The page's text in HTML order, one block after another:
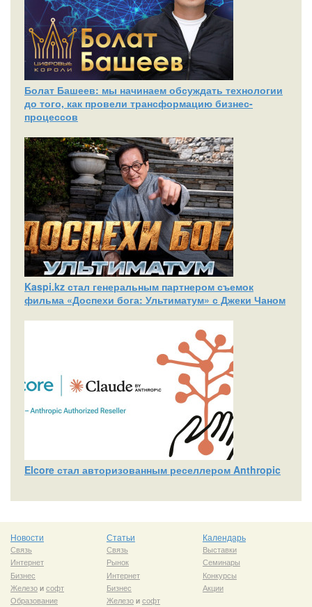
Болат Башеев: мы начинаем обсуждать технологии
до того, как провели трансформацию бизнес-
процессов
Kaspi.kz стал генеральным партнером съемок
фильма «Доспехи бога: Ультиматум» с Джеки Чаном
Elcore стал авторизованным реселлером Anthropic
Новости
Связь
Интернет
Бизнес
Железоисофт
Образование
Статьи
Связь
Рынок
Интернет
Бизнес
Железоисофт
Календарь
Выставки
Семинары
Конкурсы
Акции